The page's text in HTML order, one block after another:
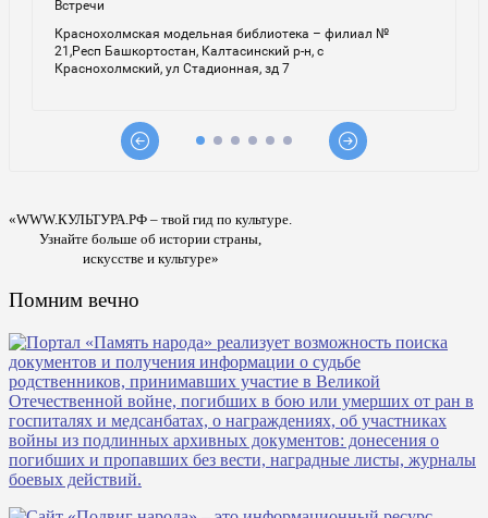
«WWW.КУЛЬТУРА.РФ – твой гид по культуре.
Узнайте больше об истории страны,
искусстве и культуре»
Помним вечно